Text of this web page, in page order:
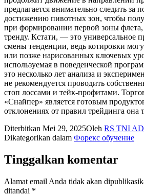
предлагается внимательно следить за
достижению пивотных зон, чтобы
при формировании первой зоны
тренду. Кстати, — это универсальное
смены тенденции, ведь котировки
или позже нарисованных ключевых
используемая в поведенческой
это несколько лет анализа и
не рекомендуется проводить
стоп лоссами и тейк-профитами.
«Снайпер» является готовым
отклонениях от правил трейдинга она
Diterbitkan Mei 29, 2025Oleh RS TNI
Dikategorikan dalam Форекс обучение
Tinggalkan komentar
Alamat email Anda tidak akan
ditandai *